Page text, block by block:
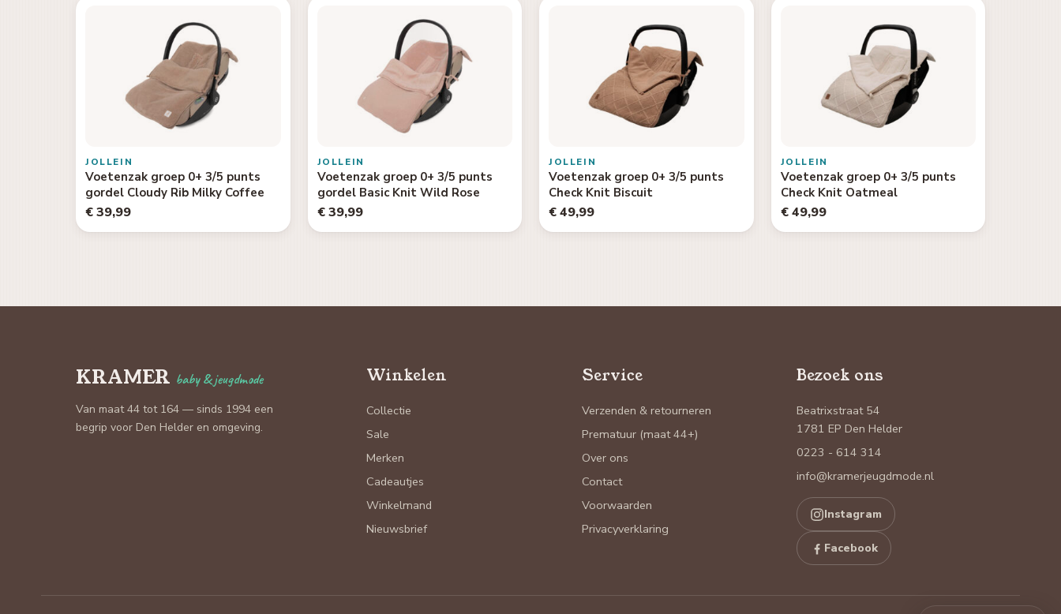
JOLLEIN
Voetenzak groep 0+ 3/5 punts
gordel Cloudy Rib Milky Coffee
€ 39,99
JOLLEIN
Voetenzak groep 0+ 3/5 punts
gordel Basic Knit Wild Rose
€ 39,99
JOLLEIN
Voetenzak groep 0+ 3/5 punts
Check Knit Biscuit
€ 49,99
JOLLEIN
Voetenzak groep 0+ 3/5 punts
Check Knit Oatmeal
€ 49,99
KRAMER baby & jeugdmode
Van maat 44 tot 164 — sinds 1994 een
begrip voor Den Helder en omgeving.
Winkelen
Collectie
Sale
Merken
Cadeautjes
Winkelmand
Nieuwsbrief
Service
Verzenden & retourneren
Prematuur (maat 44+)
Over ons
Contact
Voorwaarden
Privacyverklaring
Bezoek ons
Beatrixstraat 54
1781 EP Den Helder
0223 - 614 314
info@kramerjeugdmode.nl
Instagram
Facebook